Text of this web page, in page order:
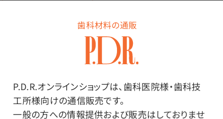
歯科材料の通販
P.D.R.オンラインショップは、歯科医院様・歯科技
工所様向けの通信販売です。
一般の方への情報提供および販売はしておりませ
商品番号：23-0536
在庫：
4個口・2mコード付
色・内容量：
ブラック・1個